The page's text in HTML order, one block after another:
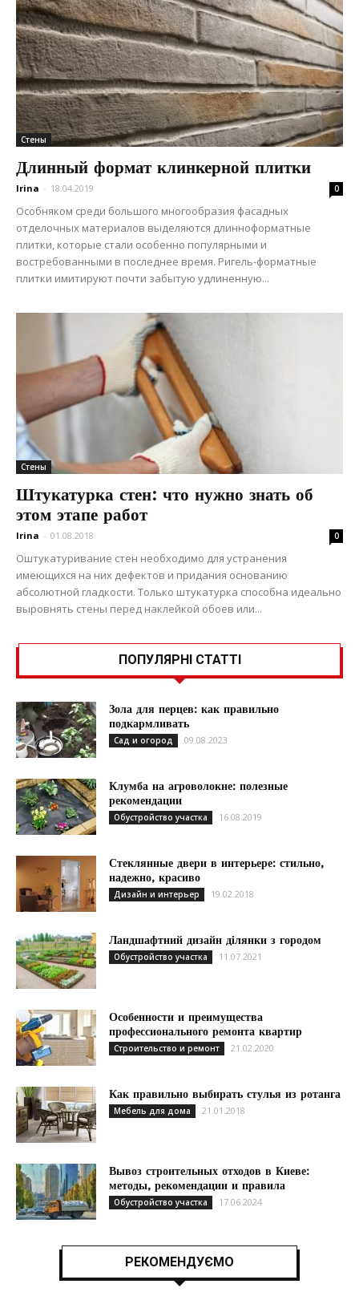
Стены
Длинный формат клинкерной плитки
Irina - 18.04.2019 0
Особняком среди большого многообразия фасадных
отделочных материалов выделяются длинноформатные
плитки, которые стали особенно популярными и
востребованными в последнее время. Ригель-форматные
плитки имитируют почти забытую удлиненную...
Стены
Штукатурка стен: что нужно знать об
этом этапе работ
Irina - 01.08.2018 0
Оштукатуривание стен необходимо для устранения
имеющихся на них дефектов и придания основанию
абсолютной гладкости. Только штукатурка способна идеально
выровнять стены перед наклейкой обоев или...
ПОПУЛЯРНІ СТАТТІ
Зола для перцев: как правильно
подкармливать
Сад и огород 09.08.2023
Клумба на агроволокне: полезные
рекомендации
Обустройство участка 16.08.2019
Стеклянные двери в интерьере: стильно,
надежно, красиво
Дизайн и интерьер 19.02.2018
Ландшафтний дизайн ділянки з городом
Обустройство участка 11.07.2021
Особенности и преимущества
профессионального ремонта квартир
Строительство и ремонт 21.02.2020
Как правильно выбирать стулья из ротанга
Мебель для дома 21.01.2018
Вывоз строительных отходов в Киеве:
методы, рекомендации и правила
Обустройство участка 17.06.2024
РЕКОМЕНДУЄМО